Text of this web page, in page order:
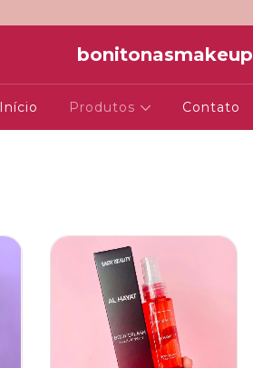
bonitonasmakeup
Início Produtos Contato